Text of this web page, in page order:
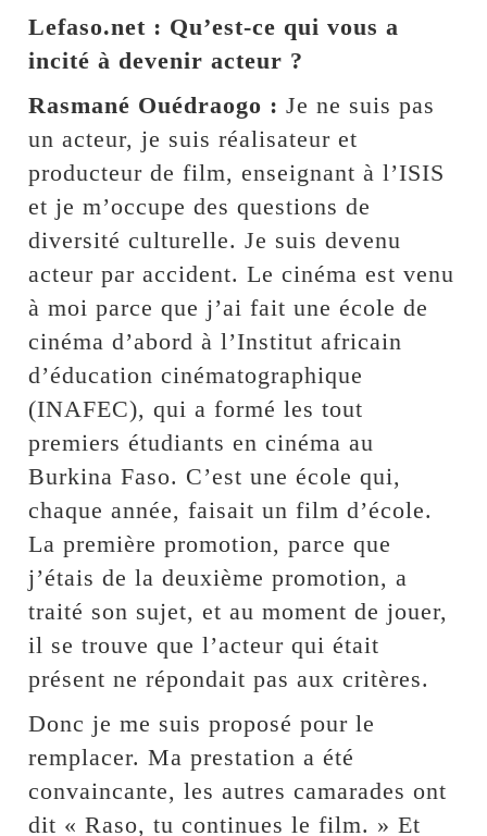
Lefaso.net : Qu’est-ce qui vous a
incité à devenir acteur ?
Rasmané Ouédraogo : Je ne suis pas
un acteur, je suis réalisateur et
producteur de film, enseignant à l’ISIS
et je m’occupe des questions de
diversité culturelle. Je suis devenu
acteur par accident. Le cinéma est venu
à moi parce que j’ai fait une école de
cinéma d’abord à l’Institut africain
d’éducation cinématographique
(INAFEC), qui a formé les tout
premiers étudiants en cinéma au
Burkina Faso. C’est une école qui,
chaque année, faisait un film d’école.
La première promotion, parce que
j’étais de la deuxième promotion, a
traité son sujet, et au moment de jouer,
il se trouve que l’acteur qui était
présent ne répondait pas aux critères.
Donc je me suis proposé pour le
remplacer. Ma prestation a été
convaincante, les autres camarades ont
dit « Raso, tu continues le film. » Et